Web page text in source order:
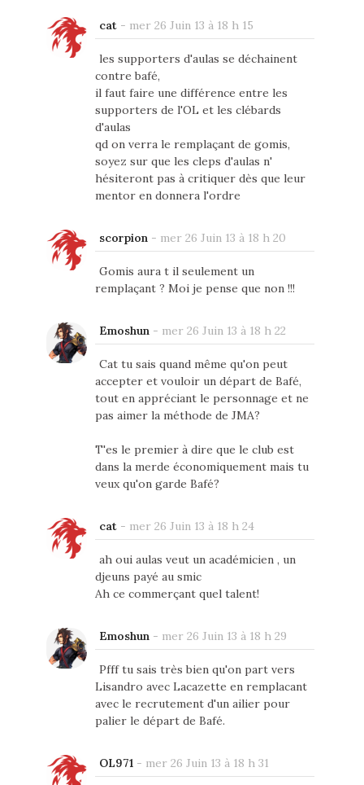
cat- mer 26 Juin 13 à 18 h 15
les supporters d'aulas se déchainent
contre bafé,
il faut faire une différence entre les
supporters de l'OL et les clébards
d'aulas
qd on verra le remplaçant de gomis,
soyez sur que les cleps d'aulas n'
hésiteront pas à critiquer dès que leur
mentor en donnera l'ordre
scorpion- mer 26 Juin 13 à 18 h 20
Gomis aura t il seulement un
remplaçant ? Moi je pense que non !!!
Emoshun- mer 26 Juin 13 à 18 h 22
Cat tu sais quand même qu'on peut
accepter et vouloir un départ de Bafé,
tout en appréciant le personnage et ne
pas aimer la méthode de JMA?
T'es le premier à dire que le club est
dans la merde économiquement mais tu
veux qu'on garde Bafé?
cat- mer 26 Juin 13 à 18 h 24
ah oui aulas veut un académicien , un
djeuns payé au smic
Ah ce commerçant quel talent!
Emoshun- mer 26 Juin 13 à 18 h 29
Pfff tu sais très bien qu'on part vers
Lisandro avec Lacazette en remplacant
avec le recrutement d'un ailier pour
palier le départ de Bafé.
OL971- mer 26 Juin 13 à 18 h 31